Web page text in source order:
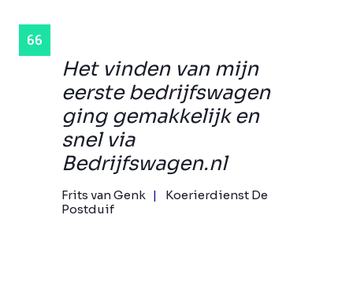
Het vinden van mijn
eerste bedrijfswagen
ging gemakkelijk en
snel via
Bedrijfswagen.nl
Frits van Genk
Koerierdienst De
Postduif